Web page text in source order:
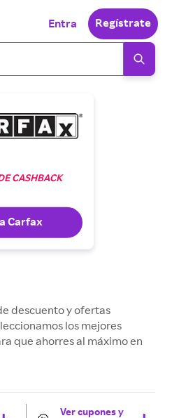
Entra Regístrate
CASHBACK
Carfax
descuento y ofertas
los mejores
que ahorres al máximo en
Ver cupones y